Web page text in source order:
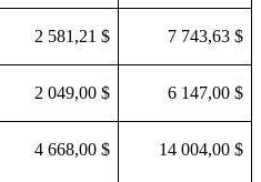
2 581,21 $ 7 743,63 $
2 049,00 $ 6 147,00 $
4 668,00 $ 14 004,00 $